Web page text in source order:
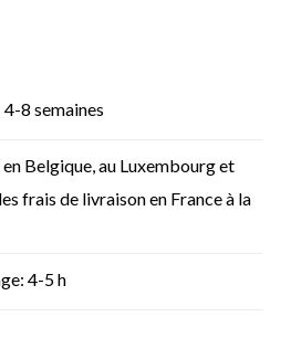
8 semaines
Belgique, au Luxembourg et
frais de livraison en France à la
4-5 h